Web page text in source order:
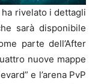
ha rivelato i dettagli
sarà disponibile
parte dell’After
nuove mappe
e l’arena PvP